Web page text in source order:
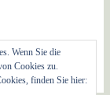
Wenn Sie die
Cookies zu.
finden Sie hier: